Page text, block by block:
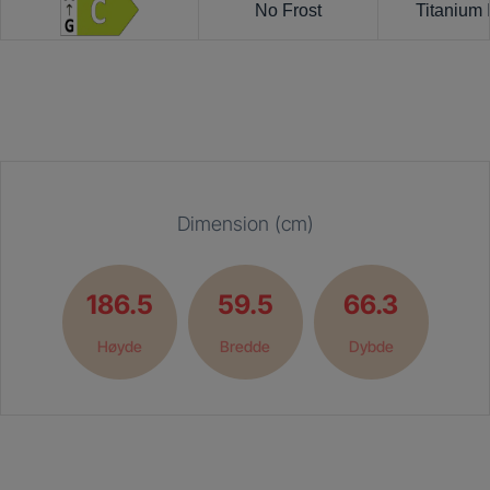
No Frost Titanium
Dimension (cm)
186.5
Høyde
59.5
Bredde
66.3
Dybde